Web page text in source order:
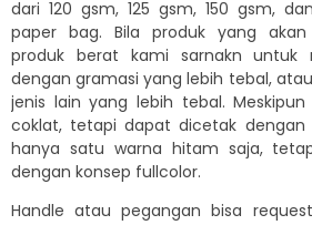
dari 120 gsm, 125 gsm, 150 gsm,
paper bag. Bila produk yang akan
produk berat kami sarnakn untuk
dengan gramasi yang lebih tebal,
jenis lain yang lebih tebal.
coklat, tetapi dapat dicetak dengan
hanya satu warna hitam saja,
dengan konsep fullcolor.
Handle atau pegangan bisa